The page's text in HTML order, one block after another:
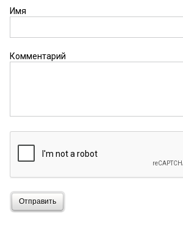
Имя
Комментарий
Отправить